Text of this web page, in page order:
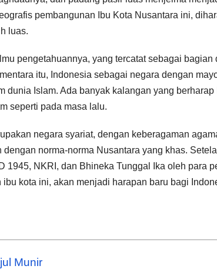
pembangunan Ibu Kota Nusantara ini,
luas.
pengetahuannya, yang tercatat sebagai bagian
itu, Indonesia sebagai negara dengan
dunia Islam. Ada banyak kalangan yang
seperti pada masa lalu.
negara syariat, dengan keberagaman
norma-norma Nusantara yang khas.
1945, NKRI, dan Bhineka Tunggal Ika oleh para
kota ini, akan menjadi harapan baru bagi
Munir